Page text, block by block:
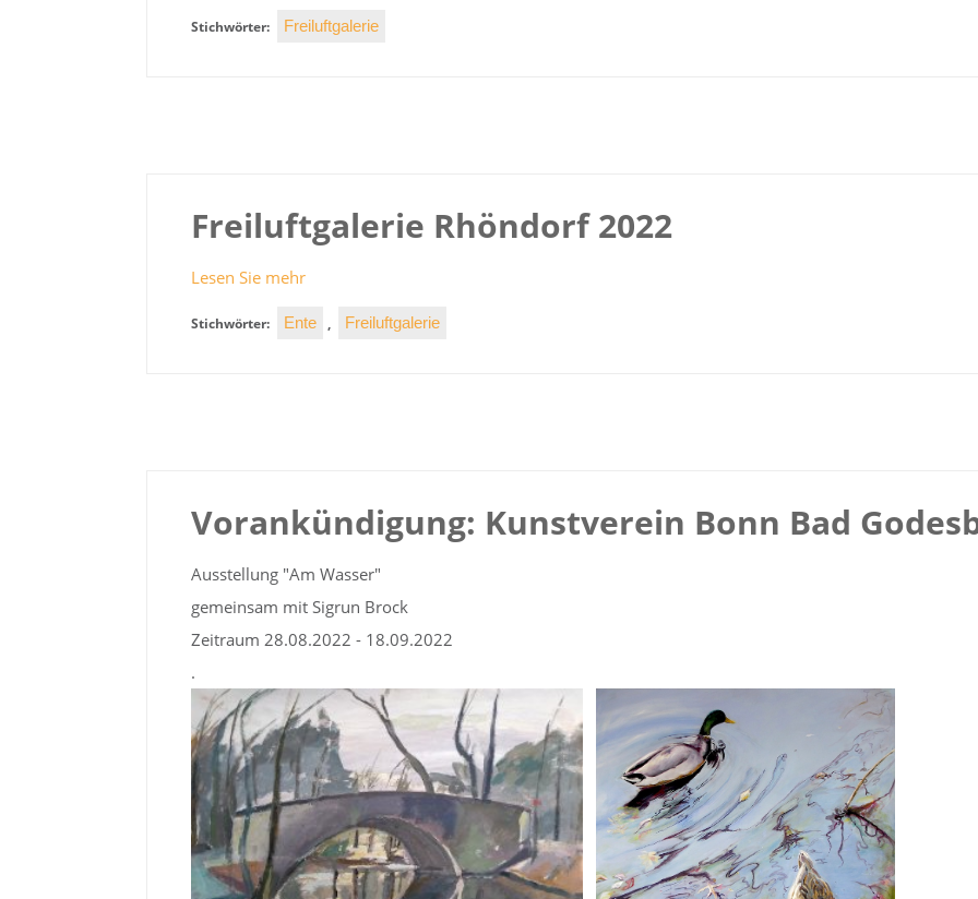
Stichwörter: Freiluftgalerie
Freiluftgalerie Rhöndorf 2022
Lesen Sie mehr
Stichwörter: Ente , Freiluftgalerie
Vorankündigung: Kunstverein Bonn Bad
Ausstellung "Am Wasser"
gemeinsam mit Sigrun Brock
Zeitraum 28.08.2022 - 18.09.2022
.